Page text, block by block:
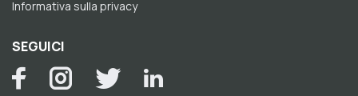
Informativa sulla privacy
SEGUICI